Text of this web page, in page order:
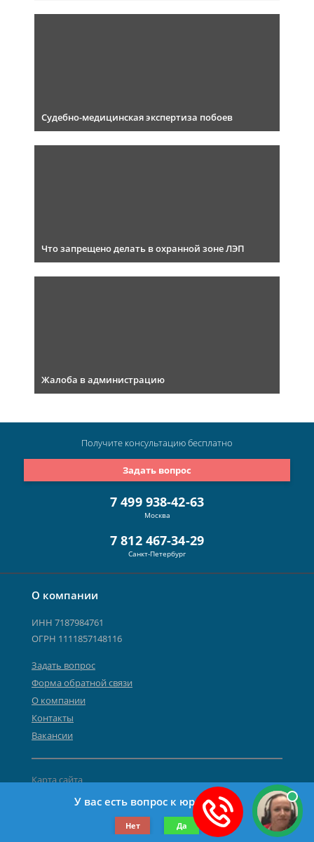
Судебно-медицинская экспертиза побоев
Что запрещено делать в охранной зоне ЛЭП
Жалоба в администрацию
О компании
ИНН 7187984761
ОГРН 1111857148116
Задать вопрос
Форма обратной связи
О компании
Контакты
Вакансии
©2019-2026 Все права защищены.
Карта сайта
Политика персональных данных
7 499 938-42-63
Москва
7 812 467-34-29
Санкт-Петербург
Задать вопрос
Получите консультациюбесплатно
У вас есть вопрос к юристу?
Нет Да